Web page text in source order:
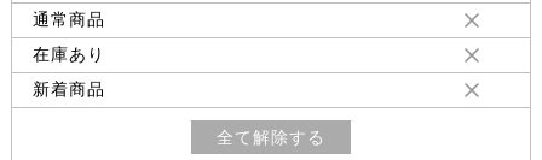
通常商品
在庫あり
新着商品
全て解除する